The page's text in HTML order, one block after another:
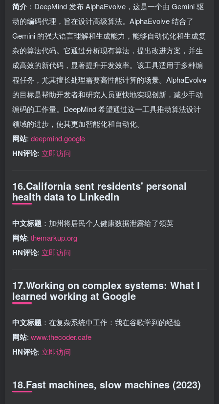
简介 ：DeepMind 发布 AlphaEvolve，这是一个由 Gemini 驱
动的编码代理，旨在设计高级算法。AlphaEvolve 结合了
Gemini 的强大语言理解和生成能力，能够自动优化和生成复
杂的算法代码。它通过分析现有算法，提出改进方案，并生
成高效的新代码，显著提升开发效率。该工具适用于多种编
程任务，尤其擅长处理需要高性能计算的场景。AlphaEvolve
的目标是帮助开发者和研究人员更快地实现创新，减少手动
编码的工作量。DeepMind 希望通过这一工具推动算法设计
领域的进步，使其更加智能化和自动化。
网站: deepmind.google
HN评论: 立即访问
16.California sent residents' personal
health data to LinkedIn
中文标题 ：加州将居民个人健康数据泄露给了领英
网站: themarkup.org
HN评论: 立即访问
17.Working on complex systems: What I
learned working at Google
中文标题 ：在复杂系统中工作：我在谷歌学到的经验
网站: www.thecoder.cafe
HN评论: 立即访问
18.Fast machines, slow machines (2023)